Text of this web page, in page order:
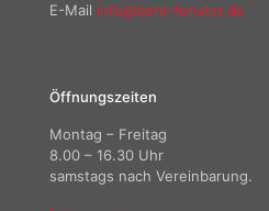
E-Mail info@behr-fenster.de
Öffnungszeiten
Montag – Freitag
8.00 – 16.30 Uhr
samstags nach Vereinbarung.